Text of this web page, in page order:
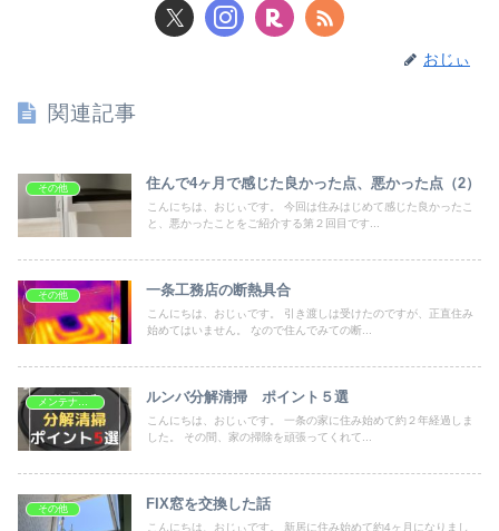
おじぃ
関連記事
その他 住んで4ヶ月で感じた良かった点、悪かった点（2）
こんにちは、おじぃです。 今回は住みはじめて感じた良かったこ
と、悪かったことをご紹介する第２回目です...
その他 一条工務店の断熱具合
こんにちは、おじぃです。 引き渡しは受けたのですが、正直住み
始めてはいません。 なので住んでみての断...
ルンバ分解清掃 ポイント５選
こんにちは、おじぃです。 一条の家に住み始めて約２年経過しま
した。 その間、家の掃除を頑張ってくれて...
その他 FIX窓を交換した話
こんにちは、おじぃです。 新居に住み始めて約4ヶ月になりまし